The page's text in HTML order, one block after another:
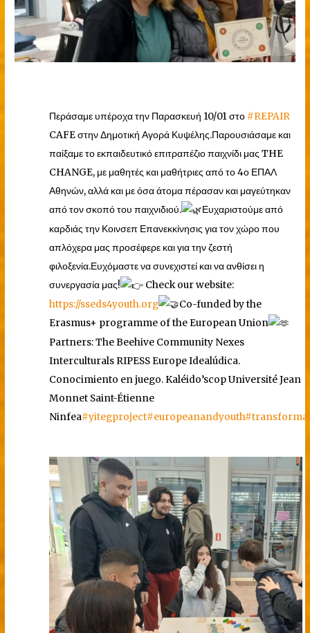
Περάσαμε υπέροχα την Παρασκευή 10/01 στο #REPAIR
CAFE στην Δημοτική Αγορά Κυψέλης.Παρουσιάσαμε και
παίξαμε το εκπαιδευτικό επιτραπέζιο παιχνίδι μας THE
CHANGE, με μαθητές και μαθήτριες από το 4ο ΕΠΑΛ
Αθηνών, αλλά και με όσα άτομα πέρασαν και μαγεύτηκαν
από τον σκοπό του παιχνιδιού.
Ευχαριστούμε από
καρδιάς την Κοινσεπ Επανεκκίνησις για τον χώρο που
απλόχερα μας προσέφερε και για την ζεστή
φιλοξενία.Ευχόμαστε να συνεχιστεί και να ανθίσει η
συνεργασία μας!
Check our website:
https://sseds4youth.org
Co-funded by the
Erasmus+ programme of the European Union
Partners: The Beehive Community Nexes
Interculturals RIPESS Europe Idealúdica.
Conocimiento en juego. Kaléido’scop Université Jean
Monnet Saint-Étienne
Ninfea#yitegproject#europeanandyouth